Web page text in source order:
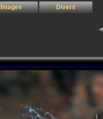
Images Divers